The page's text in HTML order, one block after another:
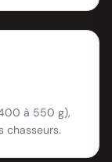
à 550 g),
chasseurs.